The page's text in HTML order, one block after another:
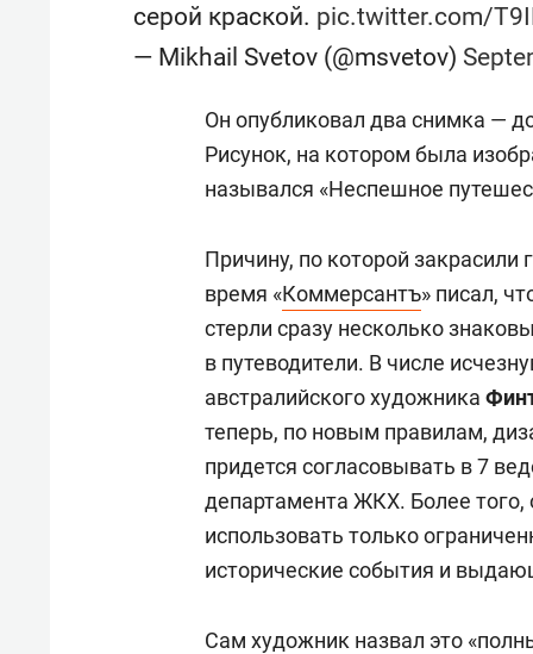
серой краской. pic.twitter.com/
— Mikhail Svetov (@msvetov)
Он опубликовал два снимка —
Рисунок, на котором была
назывался «Неспешное
Причину, по которой
время «Коммерсантъ» писал,
стерли сразу несколько
в путеводители. В числе
австралийского художника
теперь, по новым правилам,
придется согласовывать в 7
департамента ЖКХ. Более того,
использовать только
исторические события и
Сам художник назвал это